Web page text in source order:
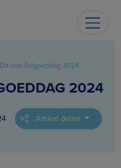
Dit was Erfgoeddag 2024
2024
Artikel delen